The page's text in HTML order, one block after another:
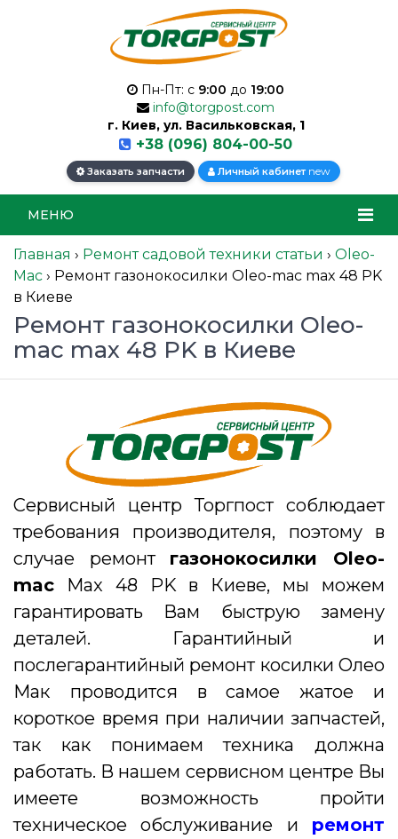
Пн-Пт: с 9:00 до 19:00
info@torgpost.com
г. Киев, ул. Васильковская, 1
+38 (096) 804-00-50
Заказать запчасти Личный кабинет new
МЕНЮ
Главная › Ремонт садовой техники статьи › Oleo-
Mac › Ремонт газонокосилки Oleo-mac max 48 PK
в Киеве
Ремонт газонокосилки Oleo-
mac max 48 PK в Киеве
Сервисный центр Торгпост соблюдает
требования производителя, поэтому в
случае ремонт газонокосилки Oleo-
mac Max 48 PK в Киеве, мы можем
гарантировать Вам быструю замену
деталей. Гарантийный и
послегарантийный ремонт косилки Олео
Мак
проводится в самое жатое и
короткое время при наличии запчастей,
так как понимаем техника должна
работать. В нашем сервисном центре Вы
имеете возможность пройти
техническое обслуживание и ремонт